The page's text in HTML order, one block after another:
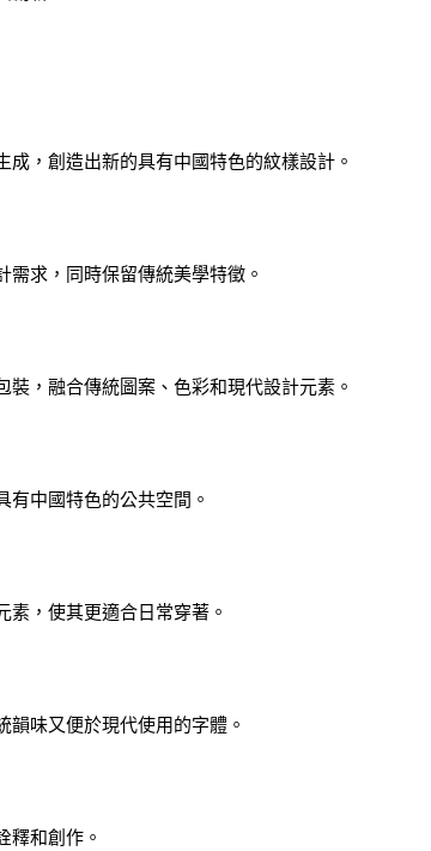
，創造出新的具有中國特色的紋樣設計。
求，同時保留傳統美學特徵。
，融合傳統圖案、色彩和現代設計元素。
中國特色的公共空間。
，使其更適合日常穿著。
味又便於現代使用的字體。
釋和創作。